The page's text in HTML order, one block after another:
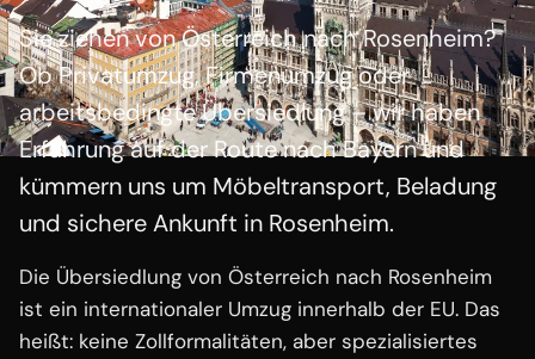
Sie ziehen von Österreich nach Rosenheim?
Ob Privatumzug, Firmenumzug oder
arbeitsbedingte Übersiedlung – wir haben
Erfahrung auf der Route nach Bayern und
kümmern uns um Möbeltransport, Beladung
und sichere Ankunft in Rosenheim.
Die Übersiedlung von Österreich nach Rosenheim
ist ein internationaler Umzug innerhalb der EU. Das
heißt: keine Zollformalitäten, aber spezialisiertes